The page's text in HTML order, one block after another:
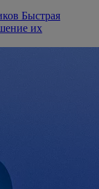
Быстрая
их